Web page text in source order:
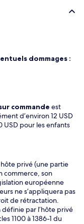
dommages :
commande est
d’environ 12 USD
USD pour les enfants
privé (une partie
commerce, son
européenne
ne s’appliquera pas
de rétractation.
par l’hôte privé
1100 à 1386-1 du